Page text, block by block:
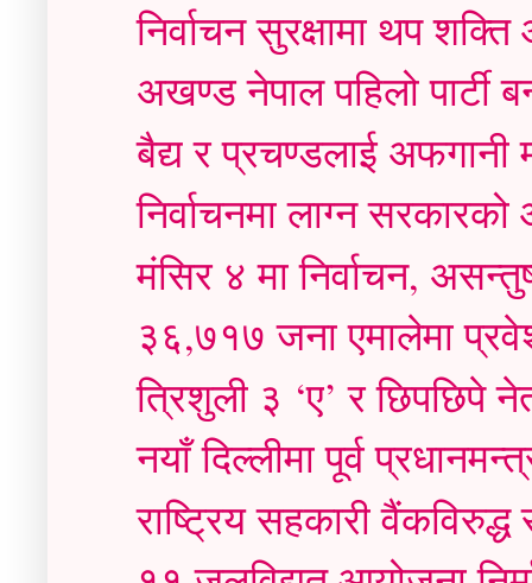
निर्वाचन सुरक्षामा थप
अखण्ड नेपाल पहिलो पार्टी
बैद्य र प्रचण्डलाई अफगानी
निर्वाचनमा लाग्न
मंसिर ४ मा निर्वाचन,
३६,७१७ जना एमालेमा
त्रिशुली ३ ‘ए’ र छिपछिपे
नयाँ दिल्लीमा पूर्व
राष्ट्रिय सहकारी